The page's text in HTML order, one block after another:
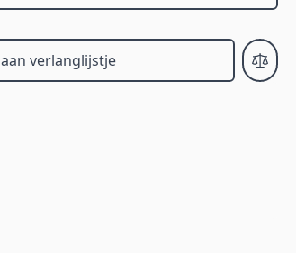
verlanglijstje